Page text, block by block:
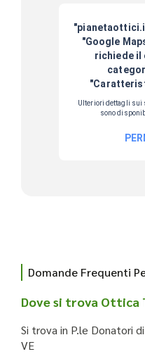
Domande Frequenti
Dove si trova Ottica
Si trova in P.le Donatori
VE